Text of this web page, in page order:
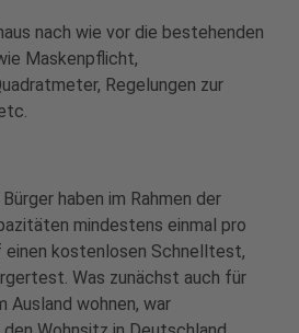
nach wie vor die bestehenden
Maskenpflicht,
Regelungen zur
haben im Rahmen der
mindestens einmal pro
einen kostenlosen Schnelltest,
Was zunächst auch für
Ausland wohnen, war